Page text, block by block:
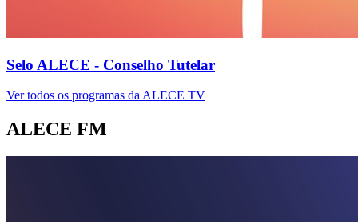
Selo ALECE - Conselho Tutelar
Ver todos os programas da ALECE TV
ALECE FM